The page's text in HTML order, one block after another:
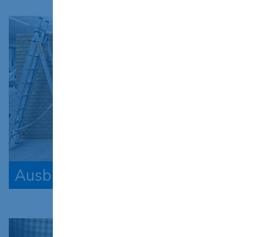
Ausbildungsprojekte